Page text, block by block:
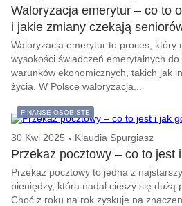
Waloryzacja emerytur – co to
i jakie zmiany czekają
Waloryzacja emerytur to proces, który
wysokości świadczeń emerytalnych
warunków ekonomicznych, takich jak
życia. W Polsce waloryzacja...
FINANSE OSOBISTE
30 Kwi 2025 Klaudia Spurgiasz
Przekaz pocztowy – co to jest
Przekaz pocztowy to jedna z
pieniędzy, która nadal cieszy się dużą
Choć z roku na rok zyskuje na